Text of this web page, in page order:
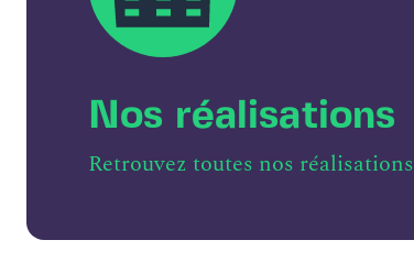
Nos réalisations
Retrouvez toutes nos réalisations